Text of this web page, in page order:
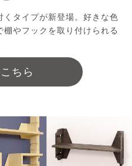
タイプが新登場。好きな色
やフックを取り付けられる
ちら